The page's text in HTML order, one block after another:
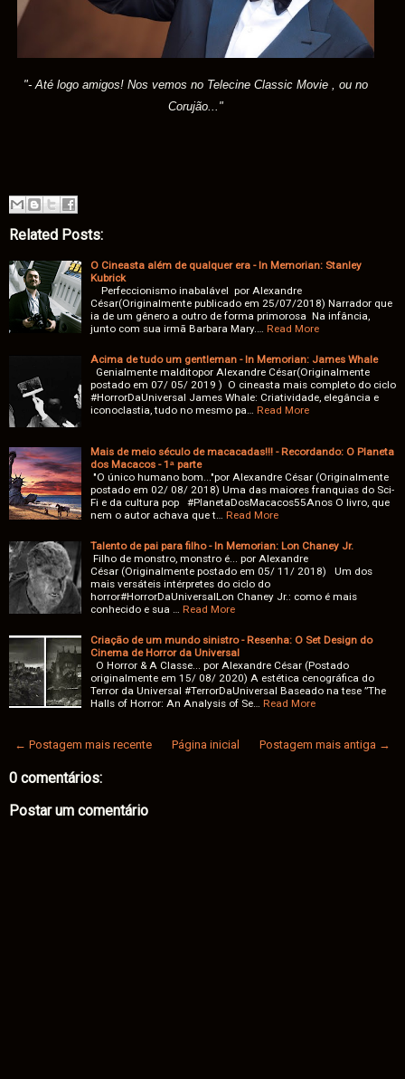
"- Até logo amigos! Nos vemos no Telecine Classic Movie , ou no
Corujão..."
Related Posts:
O Cineasta além de qualquer era - In Memorian: Stanley
Kubrick
Perfeccionismo inabalável por Alexandre
César(Originalmente publicado em 25/07/2018) Narrador que
ia de um gênero a outro de forma primorosa Na infância,
junto com sua irmã Barbara Mary.… Read More
Acima de tudo um gentleman - In Memorian: James Whale
Genialmente malditopor Alexandre César(Originalmente
postado em 07/ 05/ 2019 ) O cineasta mais completo do ciclo
#HorrorDaUniversal James Whale: Criatividade, elegância e
iconoclastia, tudo no mesmo pa… Read More
Mais de meio século de macacadas!!! - Recordando: O Planeta
dos Macacos - 1ᵃ parte
"O único humano bom..."por Alexandre César (Originalmente
postado em 02/ 08/ 2018) Uma das maiores franquias do Sci-
Fi e da cultura pop #PlanetaDosMacacos55Anos O livro, que
nem o autor achava que t… Read More
Talento de pai para filho - In Memorian: Lon Chaney Jr.
Filho de monstro, monstro é... por Alexandre
César (Originalmente postado em 05/ 11/ 2018) Um dos
mais versáteis intérpretes do ciclo do
horror#HorrorDaUniversalLon Chaney Jr.: como é mais
conhecido e sua … Read More
Criação de um mundo sinistro - Resenha: O Set Design do
Cinema de Horror da Universal
O Horror & A Classe... por Alexandre César (Postado
originalmente em 15/ 08/ 2020) A estética cenográfica do
Terror da Universal #TerrorDaUniversal Baseado na tese ”The
Halls of Horror: An Analysis of Se… Read More
← Postagem mais recente Postagem mais antiga →
Página inicial
0 comentários:
Postar um comentário